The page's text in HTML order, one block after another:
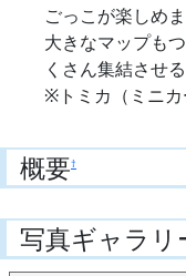
ごっこが楽しめま
大きなマップも
くさん集結させ
※トミカ（ミニカ
概要†
写真ギャラリ